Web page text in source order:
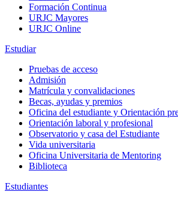
Formación Continua
URJC Mayores
URJC Online
Estudiar
Pruebas de acceso
Admisión
Matrícula y convalidaciones
Becas, ayudas y premios
Oficina del estudiante y Orientación
Orientación laboral y profesional
Observatorio y casa del Estudiante
Vida universitaria
Oficina Universitaria de Mentoring
Biblioteca
Estudiantes